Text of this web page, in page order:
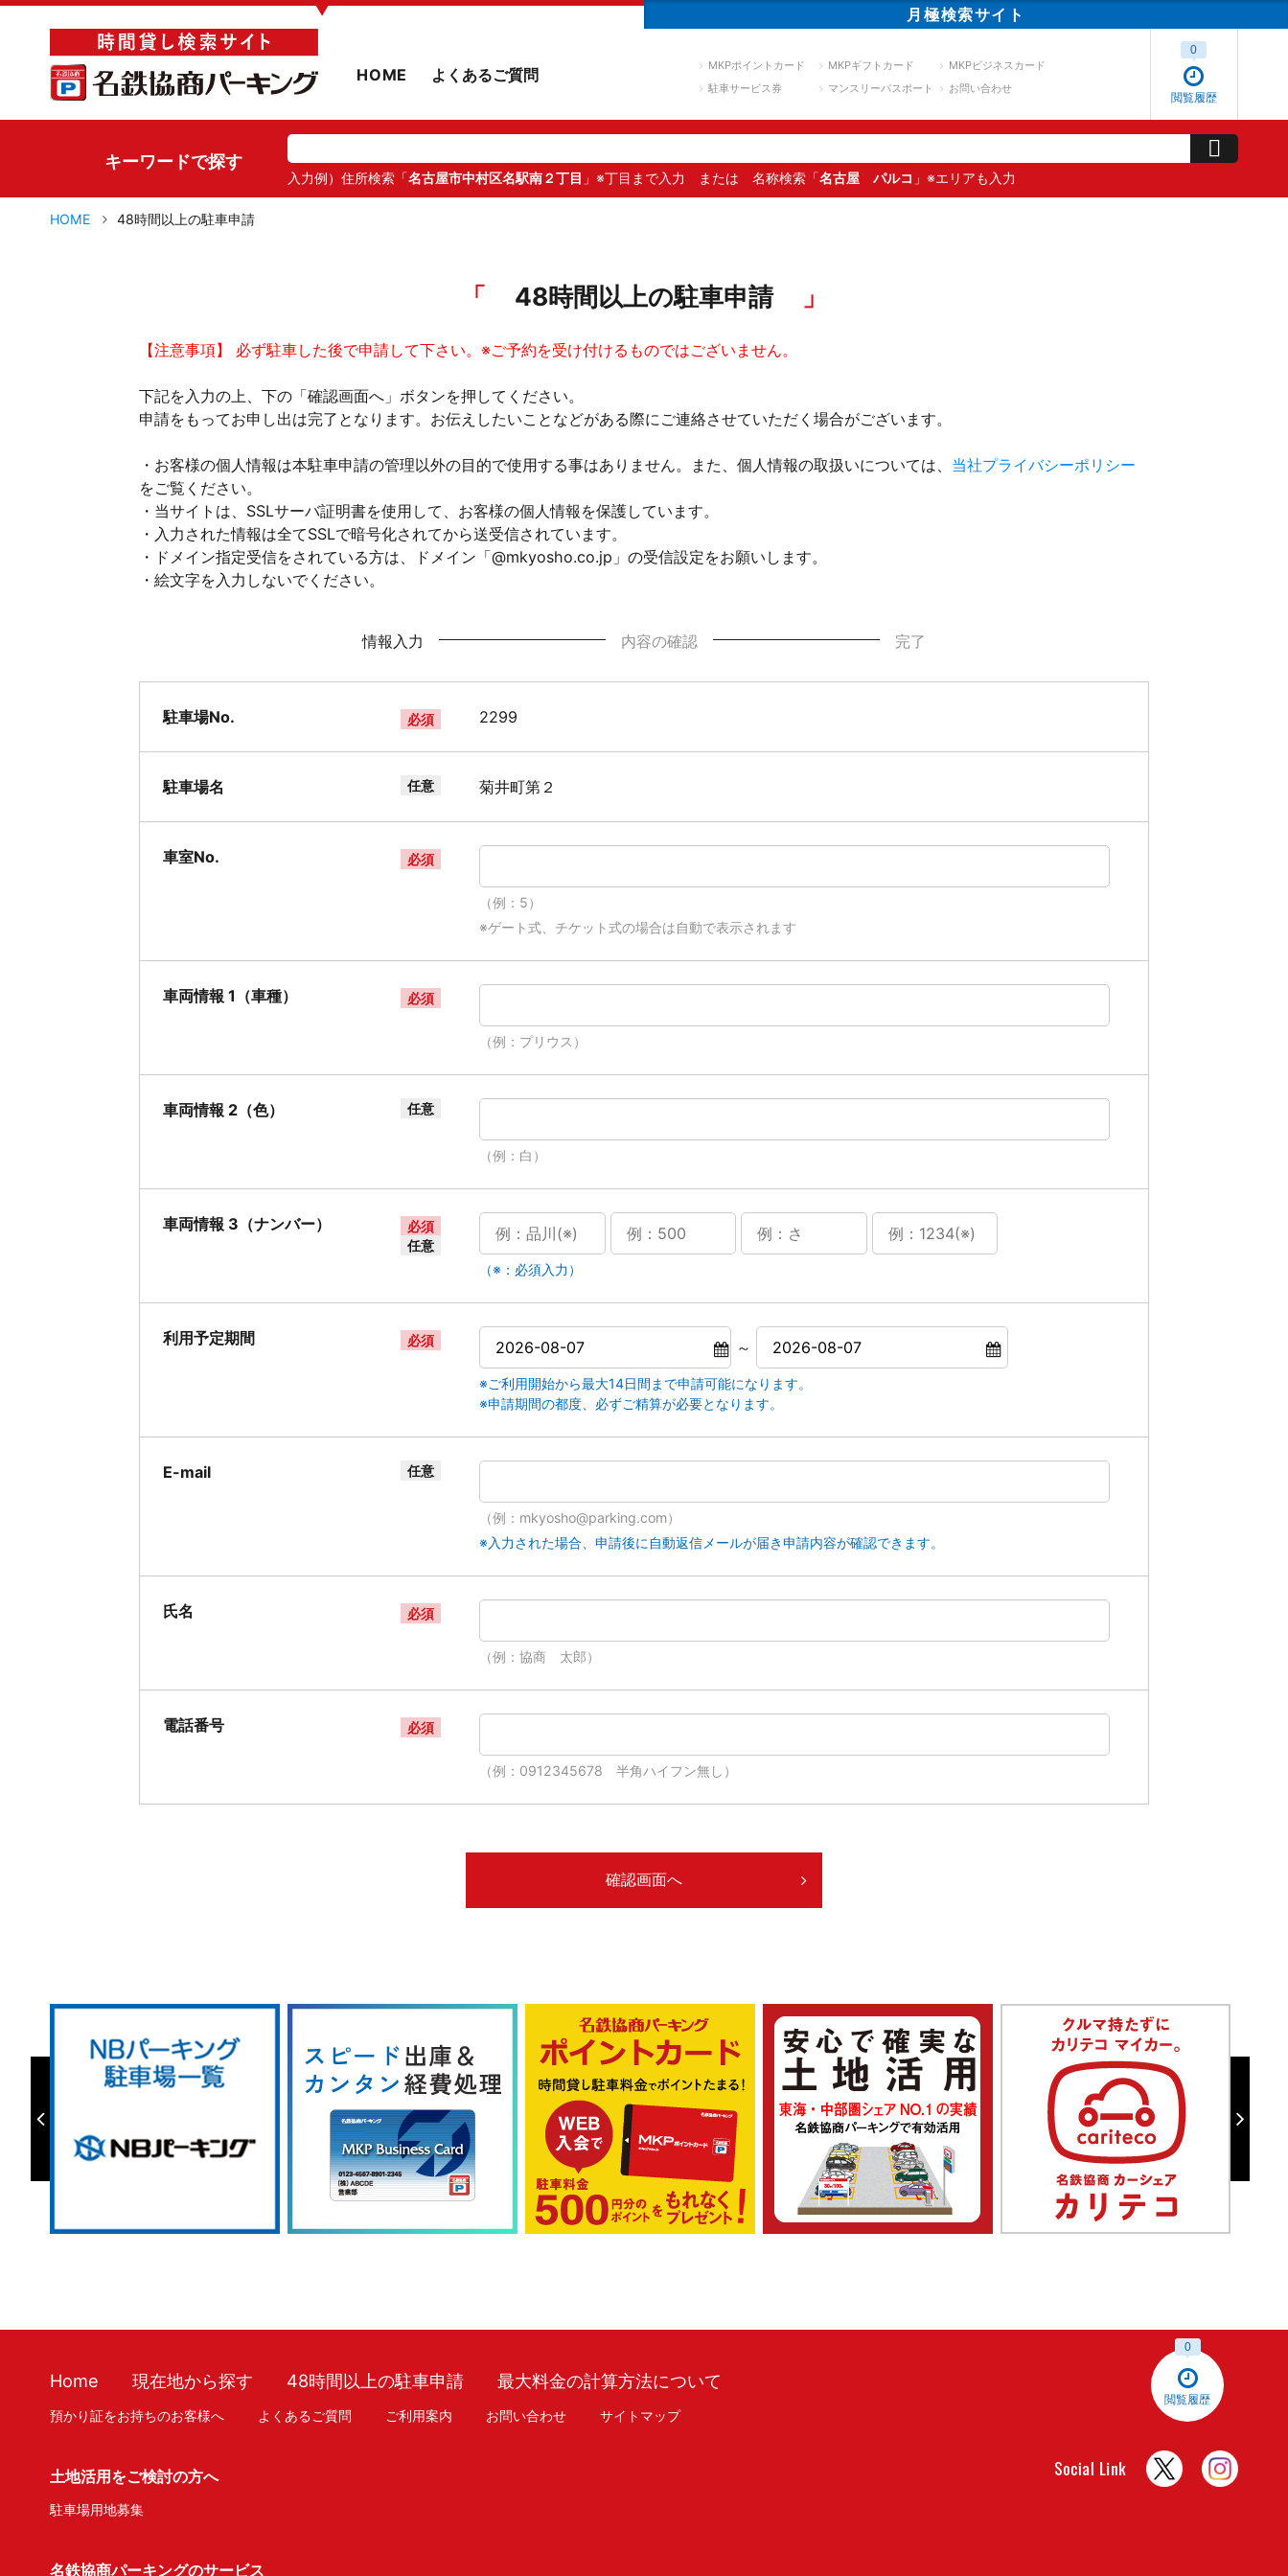
▼ 月極検索サイト
HOME よくあるご質問 MKPポイントカード MKPギフトカード
MKPビジネスカード
駐車サービス券
マンスリーパスポート お問い合わせ
閲覧履歴
0
キーワードで探す
入力例）住所検索「名古屋市中村区名駅南２丁目 」※丁目まで入力 または 名称検索「名古屋 パルコ 」※エリアも入力
HOME 48時間以上の駐車申請
48時間以上の駐車申請
【注意事項】 必ず駐車した後で申請して下さい。※ご予約を受け付けるものではございません。
下記を入力の上、下の「確認画面へ」ボタンを押してください。
申請をもってお申し出は完了となります。お伝えしたいことなどがある際にご連絡させていただく場合がございます。
・お客様の個人情報は本駐車申請の管理以外の目的で使用する事はありません。また、個人情報の取扱いについては、 当社プライバシーポリシー
をご覧ください。
・当サイトは、SSLサーバ証明書を使用して、お客様の個人情報を保護しています。
・入力された情報は全てSSLで暗号化されてから送受信されています。
・ドメイン指定受信をされている方は、ドメイン「@mkyosho.co.jp」の受信設定をお願いします。
・絵文字を入力しないでください。
情報入力 内容の確認 完了
駐車場No. 必須 2299
駐車場名 任意 菊井町第２
車室No. 必須
（例：5）
※ゲート式、チケット式の場合は自動で表示されます
車両情報 1（車種） 必須
（例：プリウス）
車両情報 2（色） 任意
（例：白）
車両情報 3（ナンバー）
必須
任意
（※：必須入力）
利用予定期間 必須 ～
※ご利用開始から最大14日間まで申請可能になります。
※申請期間の都度、必ずご精算が必要となります。
E-mail 任意
（例：mkyosho@parking.com）
※入力された場合、申請後に自動返信メールが届き申請内容が確認できます。
氏名 必須
（例：協商 太郎）
電話番号 必須
（例：0912345678 半角ハイフン無し）
閲覧履歴
0
Home 現在地から探す 48時間以上の駐車申請 最大料金の計算方法について
預かり証をお持ちのお客様へ よくあるご質問 ご利用案内 お問い合わせ サイトマップ
土地活用をご検討の方へ
駐車場用地募集
名鉄協商パーキングのサービス